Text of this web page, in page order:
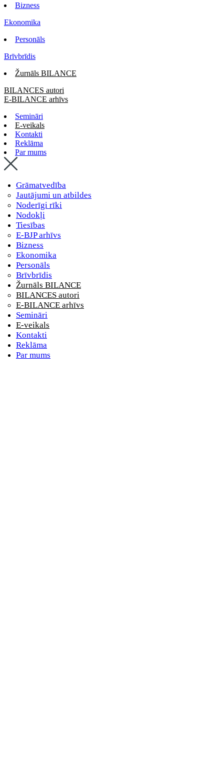
Bizness
Ekonomika
Personāls
Brīvbrīdis
Žurnāls BILANCE
BILANCES autori
E-BILANCE arhīvs
Semināri
E-veikals
Kontakti
Reklāma
Par mums
Grāmatvedība
Jautājumi un atbildes
Noderīgi rīki
Nodokļi
Tiesības
E-BJP arhīvs
Bizness
Ekonomika
Personāls
Brīvbrīdis
Žurnāls BILANCE
BILANCES autori
E-BILANCE arhīvs
Semināri
E-veikals
Kontakti
Reklāma
Par mums